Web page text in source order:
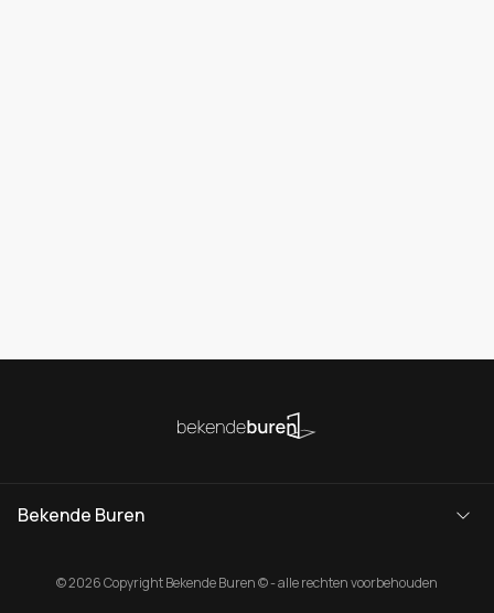
Bekende Buren
© 2026 Copyright Bekende Buren © - alle rechten voorbehouden